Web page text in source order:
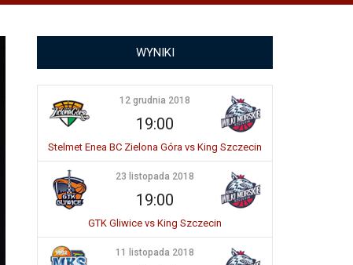
WYNIKI
12 grudnia 2018
19:00
Stelmet Enea BC Zielona Góra vs King Szczecin
23 listopada 2018
19:00
GTK Gliwice vs King Szczecin
11 listopada 2018